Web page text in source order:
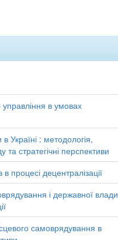
в умовах
Україні : методологія,
та стратегічні перспективи
процесі децентралізації
і державної влади
самоврядування в